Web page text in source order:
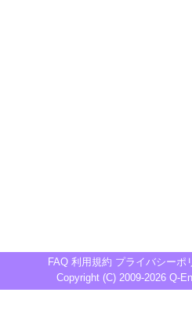
FAQ 利用規約 プライバシーポ
Copyright (C) 2009-2026 Q-